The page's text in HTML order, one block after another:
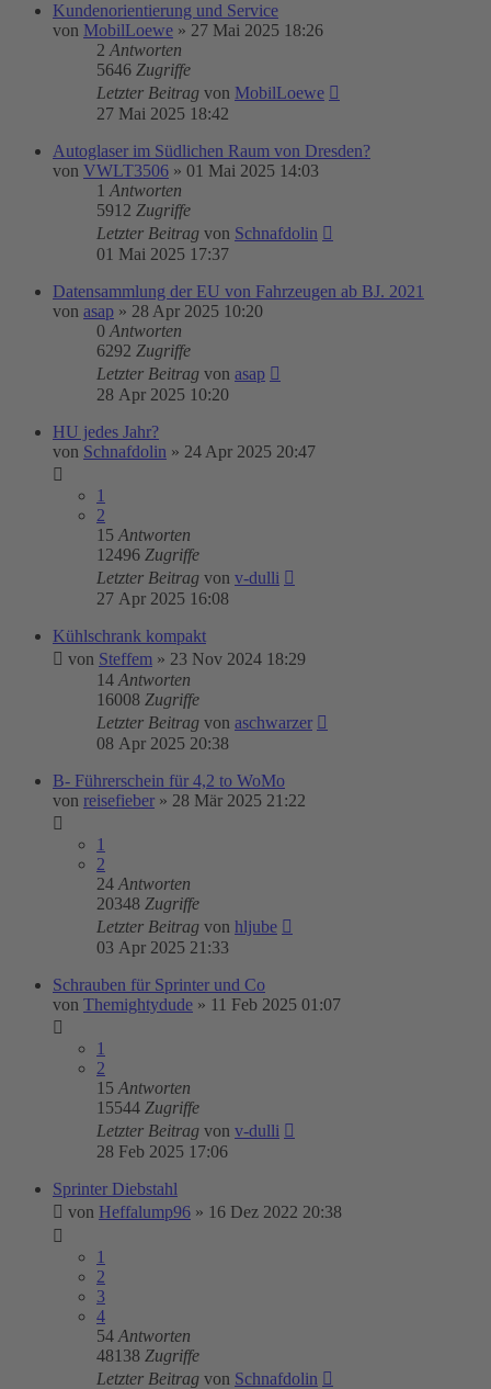
Kundenorientierung und Service
von MobilLoewe » 27 Mai 2025 18:26
2 Antworten
5646 Zugriffe
Letzter Beitrag von MobilLoewe
27 Mai 2025 18:42
Autoglaser im Südlichen Raum von Dresden?
von VWLT3506 » 01 Mai 2025 14:03
1 Antworten
5912 Zugriffe
Letzter Beitrag von Schnafdolin
01 Mai 2025 17:37
Datensammlung der EU von Fahrzeugen ab BJ. 2021
von asap » 28 Apr 2025 10:20
0 Antworten
6292 Zugriffe
Letzter Beitrag von asap
28 Apr 2025 10:20
HU jedes Jahr?
von Schnafdolin » 24 Apr 2025 20:47
1
2
15 Antworten
12496 Zugriffe
Letzter Beitrag von v-dulli
27 Apr 2025 16:08
Kühlschrank kompakt
von Steffem » 23 Nov 2024 18:29
14 Antworten
16008 Zugriffe
Letzter Beitrag von aschwarzer
08 Apr 2025 20:38
B- Führerschein für 4,2 to WoMo
von reisefieber » 28 Mär 2025 21:22
1
2
24 Antworten
20348 Zugriffe
Letzter Beitrag von hljube
03 Apr 2025 21:33
Schrauben für Sprinter und Co
von Themightydude » 11 Feb 2025 01:07
1
2
15 Antworten
15544 Zugriffe
Letzter Beitrag von v-dulli
28 Feb 2025 17:06
Sprinter Diebstahl
von Heffalump96 » 16 Dez 2022 20:38
1
2
3
4
54 Antworten
48138 Zugriffe
Letzter Beitrag von Schnafdolin